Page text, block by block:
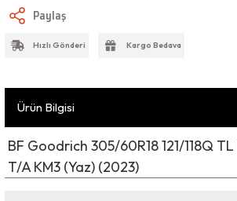
Paylaş
Hızlı Gönderi Kargo Bedava
Ürün Bilgisi
BF Goodrich 305/60R18 121/118Q
T/A KM3 (Yaz) (2023)